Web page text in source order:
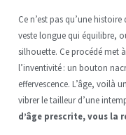
Ce n’est pas qu’une
veste longue qui équilibre,
silhouette. Ce procédé met
l’inventivité : un bouton
effervescence. L’âge, voilà
vibrer le tailleur d’une
d’âge prescrite, vous la